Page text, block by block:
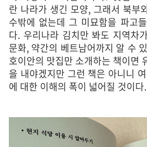
란 나라가 생긴 모양, 그래서 북부
수밖에 없는데 그 미묘함을 파고
다. 우리나라 김치만 봐도 지역차
문화, 약간의 베트남어까지 알 수
호이안의 맛집만 소개하는 책이면
을 내야겠지만 그런 책은 아니니
에 대한 이해의 폭이 넓어질 것이다.